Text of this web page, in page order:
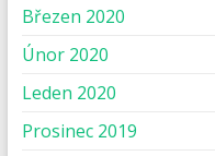
Březen 2020
Únor 2020
Leden 2020
Prosinec 2019